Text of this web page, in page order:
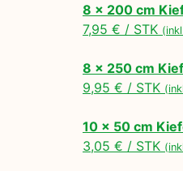
8 x 200 cm
7,95 € / STK
8 x 250 cm
9,95 € / STK
10 x 50 cm
3,05 € / STK